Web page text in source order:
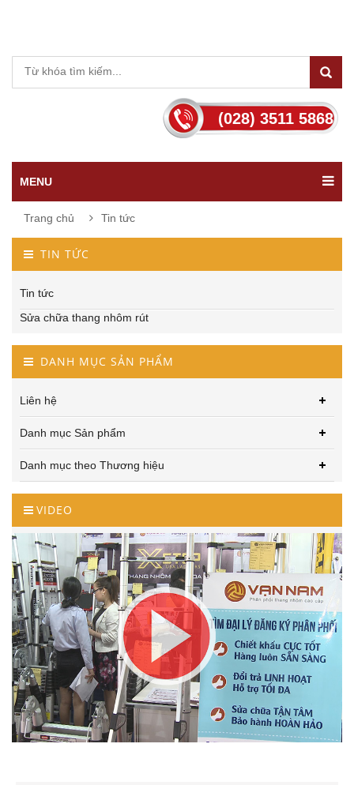
(028) 3511 5868
MENU
Trang chủ Tin tức
TIN TỨC
Tin tức
Sửa chữa thang nhôm rút
DANH MỤC SẢN PHẨM
Liên hệ
Danh mục Sản phẩm
Danh mục theo Thương hiệu
VIDEO